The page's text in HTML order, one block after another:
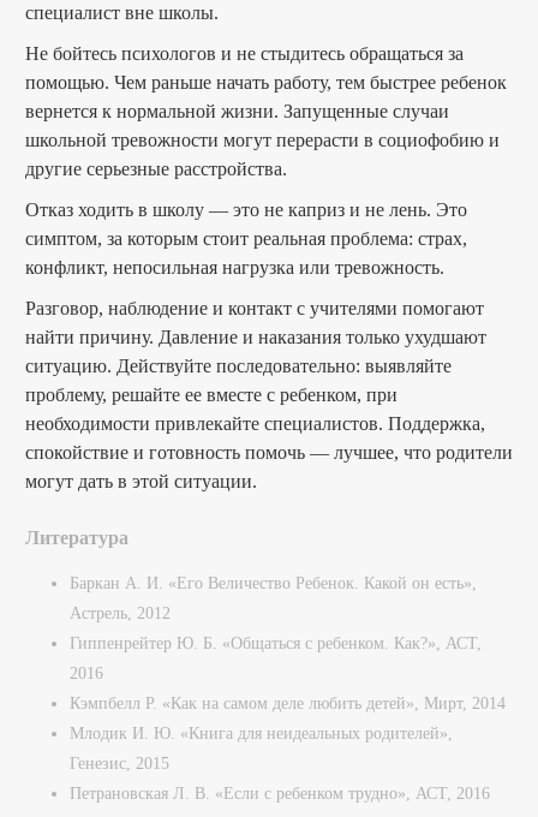
специалист вне школы.
Не бойтесь психологов и не стыдитесь обращаться за
помощью. Чем раньше начать работу, тем быстрее ребенок
вернется к нормальной жизни. Запущенные случаи
школьной тревожности могут перерасти в социофобию и
другие серьезные расстройства.
Отказ ходить в школу — это не каприз и не лень. Это
симптом, за которым стоит реальная проблема: страх,
конфликт, непосильная нагрузка или тревожность.
Разговор, наблюдение и контакт с учителями помогают
найти причину. Давление и наказания только ухудшают
ситуацию. Действуйте последовательно: выявляйте
проблему, решайте ее вместе с ребенком, при
необходимости привлекайте специалистов. Поддержка,
спокойствие и готовность помочь — лучшее, что родители
могут дать в этой ситуации.
Литература
Баркан А. И. «Его Величество Ребенок. Какой он есть»,
Астрель, 2012
Гиппенрейтер Ю. Б. «Общаться с ребенком. Как?», АСТ,
2016
Кэмпбелл Р. «Как на самом деле любить детей», Мирт, 2014
Млодик И. Ю. «Книга для неидеальных родителей»,
Генезис, 2015
Петрановская Л. В. «Если с ребенком трудно», АСТ, 2016